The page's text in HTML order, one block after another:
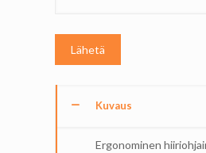
Kuvaus
Ergonominen